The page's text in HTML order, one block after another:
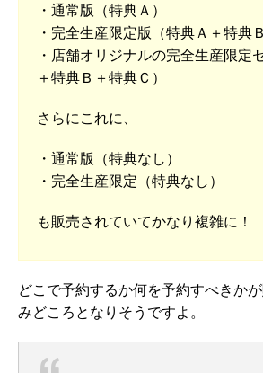
・通常版（特典Ａ）
・完全生産限定版（特典Ａ＋特典Ｂ
・店舗オリジナルの完全生産限定
＋特典Ｂ＋特典Ｃ）
さらにこれに、
・通常版（特典なし）
・完全生産限定（特典なし）
も販売されていてかなり複雑に！
どこで予約するか何を予約すべきか
みどころとなりそうですよ。